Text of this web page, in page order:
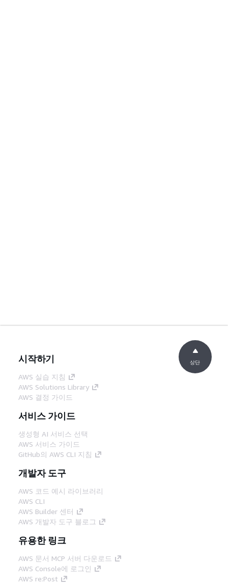
시작하기
AWS 실습 지침
AWS Solutions Library
AWS 결정 가이드
서비스 가이드
생성형 AI 서비스 선택
AWS 서비스 가이드
GitHub의 AWS CLI 지침
개발자 도구
AWS 코드 예시 라이브러리
AWS CLI
AWS Builder 센터
AWS 개발자 도구 블로그
유용한 링크
AWS 문서 MCP 서버 다운로드
AWS Console에 로그인
AWS re:Post
상단